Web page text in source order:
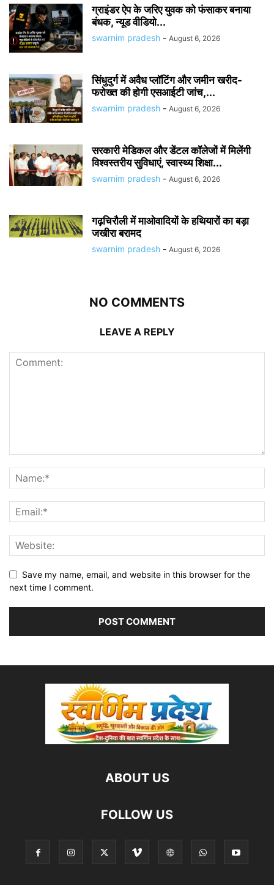
ग्राइंडर ऐप के जरिए युवक को फंसाकर बनाया
बंधक, न्यूड वीडियो...
swarnim pradesh - August 6, 2026
सिंधुदुर्ग में अवैध प्लॉटिंग और जमीन खरीद-
फरोख्त की होगी एसआईटी जांच,...
swarnim pradesh - August 6, 2026
सरकारी मेडिकल और डेंटल कॉलेजों में मिलेंगी
विश्वस्तरीय सुविधाएं, स्वास्थ्य शिक्षा...
swarnim pradesh - August 6, 2026
गढ़चिरौली में माओवादियों के हथियारों का बड़ा
जखीरा बरामद
swarnim pradesh - August 6, 2026
NO COMMENTS
LEAVE A REPLY
Save my name, email, and website in this browser for the
next time I comment.
ABOUT US
FOLLOW US